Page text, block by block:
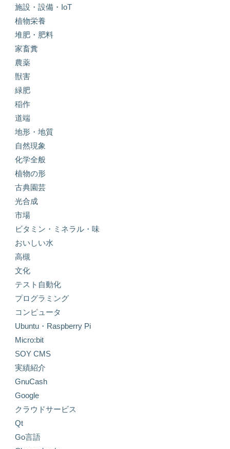
施設・設備・IoT
植物栄養
堆肥・肥料
家畜糞
農薬
獣害
緑肥
稲作
道端
地形・地質
自然現象
化学全般
植物の形
古典園芸
光合成
市場
ビタミン・ミネラル・味
おいしい水
高槻
文化
テスト自動化
プログラミング
コンピュータ
Ubuntu・Raspberry Pi
Micro:bit
SOY CMS
実績紹介
GnuCash
Google
クラウドサービス
Qt
Go言語